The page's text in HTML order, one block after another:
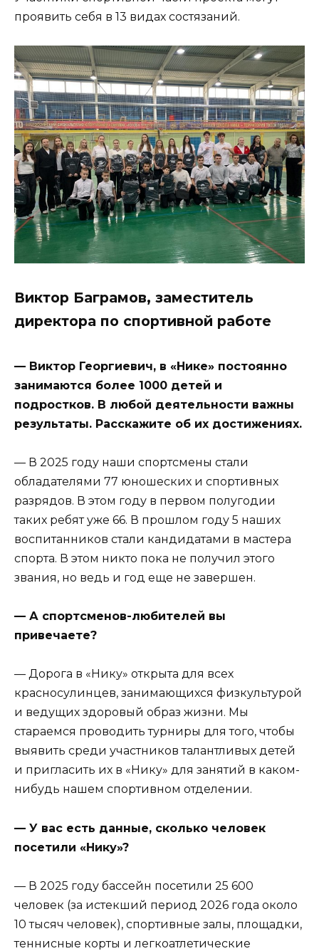
проявить себя в 13 видах состязаний.
Виктор Баграмов, заместитель
директора по спортивной работе
— Виктор Георгиевич, в «Нике» постоянно
занимаются более 1000 детей и
подростков. В любой деятельности важны
результаты. Расскажите об их достижениях.
— В 2025 году наши спортсмены стали
обладателями 77 юношеских и спортивных
разрядов. В этом году в первом полугодии
таких ребят уже 66. В прошлом году 5 наших
воспитанников стали кандидатами в мастера
спорта. В этом никто пока не получил этого
звания, но ведь и год еще не завершен.
— А спортсменов-любителей вы
привечаете?
— Дорога в «Нику» открыта для всех
красносулинцев, занимающихся физкультурой
и ведущих здоровый образ жизни. Мы
стараемся проводить турниры для того, чтобы
выявить среди участников талантливых детей
и пригласить их в «Нику» для занятий в каком-
нибудь нашем спортивном отделении.
— У вас есть данные, сколько человек
посетили «Нику»?
— В 2025 году бассейн посетили 25 600
человек (за истекший период 2026 года около
10 тысяч человек), спортивные залы, площадки,
теннисные корты и легкоатлетические